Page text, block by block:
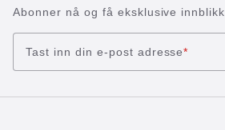
Abonner nå og få eksklusive innblikk
Tast inn din e-post adresse*